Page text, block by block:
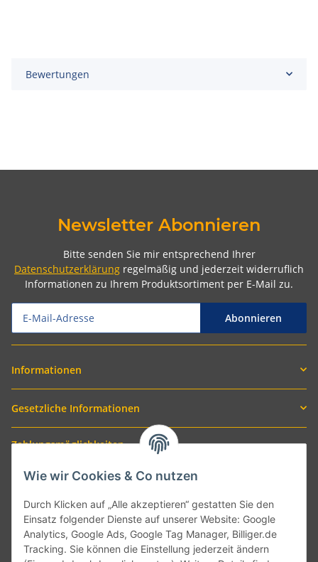
Bewertungen
Newsletter Abonnieren
Bitte senden Sie mir entsprechend Ihrer
Datenschutzerklärung regelmäßig und jederzeit widerruflich
Informationen zu Ihrem Produktsortiment per E-Mail zu.
Abonnieren
Informationen
Gesetzliche Informationen
Zahlungsmöglichkeiten
Wie wir Cookies & Co nutzen
Durch Klicken auf „Alle akzeptieren“ gestatten Sie den
Einsatz folgender Dienste auf unserer Website: Google
Analytics, Google Ads, Google Tag Manager, Billiger.de
Tracking. Sie können die Einstellung jederzeit ändern